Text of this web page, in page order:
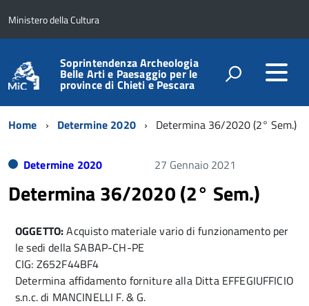
Ministero della Cultura
Soprintendenza Archeologia
Belle Arti e Paesaggio per le
province di Chieti e Pescara
Home Determine 2020 Determina 36/2020 (2° Sem.)
Determine 2020 27 Gennaio 2021
Determina 36/2020 (2° Sem.)
OGGETTO:Acquisto materiale vario di funzionamento per
le sedi della SABAP-CH-PE
CIG: Z652F44BF4
Determina affidamento forniture alla Ditta EFFEGIUFFICIO
s.n.c. di MANCINELLI F. & G.